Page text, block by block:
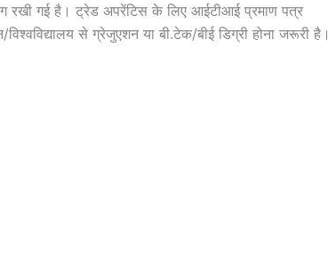
रखी गई है। ट्रेड अपरेंटिस के लिए आईटीआई प्रमाण पत्र
से ग्रेजुएशन या बी.टेक/बीई डिग्री होना जरूरी है।